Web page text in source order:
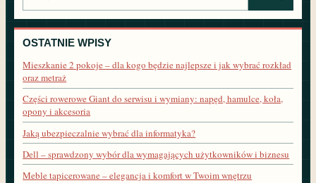
OSTATNIE WPISY
Mieszkanie 2 pokoje – dla kogo będzie najlepsze i jak wybrać rozkład
oraz metraż
Części rowerowe Giant do serwisu i wymiany: napęd, hamulce, koła,
opony i akcesoria
Jaką ubezpieczalnie wybrać dla informatyka?
Dell – sprawdzony wybór dla wymagających użytkowników i biznesu
Meble tapicerowane – elegancja i komfort w Twoim wnętrzu